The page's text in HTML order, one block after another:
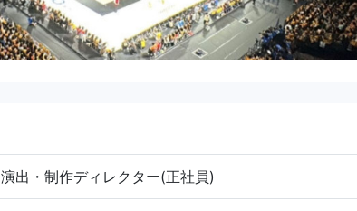
演出・制作ディレクター(正社員)